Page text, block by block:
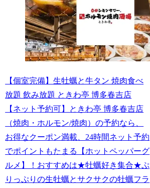
【個室完備】生牡蠣と牛タン 焼肉食べ
放題 飲み放題 ときわ亭 博多春吉店
【ネット予約可】ときわ亭 博多春吉店
（焼肉・ホルモン/焼肉）の予約なら、
お得なクーポン満載、24時間ネット予約
でポイントもたまる【ホットペッパーグ
ルメ】！おすすめは★牡蠣好き集合★ぷ
りっぷりの生牡蠣とサクサクの牡蠣フラ